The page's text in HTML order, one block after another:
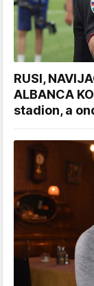
RUSI,
ALBANCA
stadion, a